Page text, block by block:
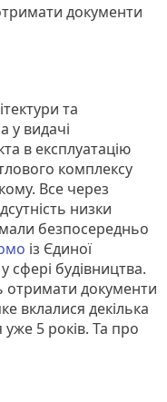
документи
та
у видачі
в експлуатацію
комплексу
Все через
низки
безпосередньо
із Єдиної
сфері будівництва.
отримати документи
вклалися декілька
уже 5 років. Та про